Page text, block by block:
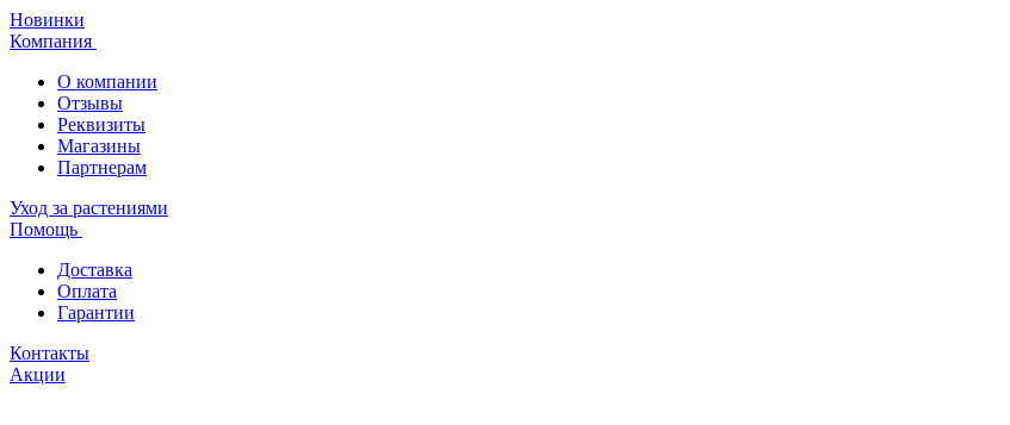
Новинки
Компания
О компании
Отзывы
Реквизиты
Магазины
Партнерам
Уход за растениями
Помощь
Доставка
Оплата
Гарантии
Контакты
Акции